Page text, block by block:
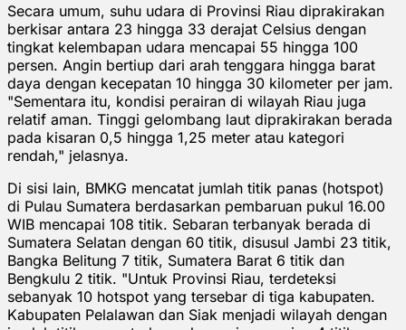
Secara umum, suhu udara di Provinsi Riau diprakirakan
berkisar antara 23 hingga 33 derajat Celsius dengan
tingkat kelembapan udara mencapai 55 hingga 100
persen. Angin bertiup dari arah tenggara hingga barat
daya dengan kecepatan 10 hingga 30 kilometer per jam.
"Sementara itu, kondisi perairan di wilayah Riau juga
relatif aman. Tinggi gelombang laut diprakirakan berada
pada kisaran 0,5 hingga 1,25 meter atau kategori
rendah," jelasnya.
Di sisi lain, BMKG mencatat jumlah titik panas (hotspot)
di Pulau Sumatera berdasarkan pembaruan pukul 16.00
WIB mencapai 108 titik. Sebaran terbanyak berada di
Sumatera Selatan dengan 60 titik, disusul Jambi 23 titik,
Bangka Belitung 7 titik, Sumatera Barat 6 titik dan
Bengkulu 2 titik. "Untuk Provinsi Riau, terdeteksi
sebanyak 10 hotspot yang tersebar di tiga kabupaten.
Kabupaten Pelalawan dan Siak menjadi wilayah dengan